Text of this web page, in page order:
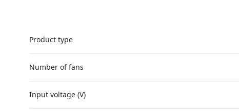
Product type
Number of fans
Input voltage (V)